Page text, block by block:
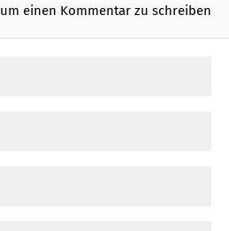
um einen Kommentar zu schreiben